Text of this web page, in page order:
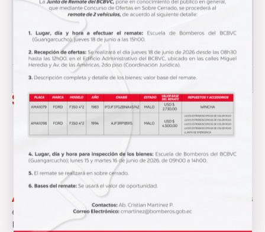
Literal e
.- Texto íntegro de contratos colectivos vigentes
Literal f1
.- Formularios o formatos de solicitudes
LTERALES F-O
Sabias que!
Tu solicitud debe ser atendida en un plazo de diez días
calendario y puede prorrogarse cinco días más por
causas debidamente justificadas.
El acceso a la información pública es gratuita a
excepción de los costos de reproducción, como
copias, medios magnéticos, etc.
Art. 18
Constitución de la República:
Todas las personas
en forma individual o colectiva tiene derecho a acceder
libremente a la informacion generada en entidades